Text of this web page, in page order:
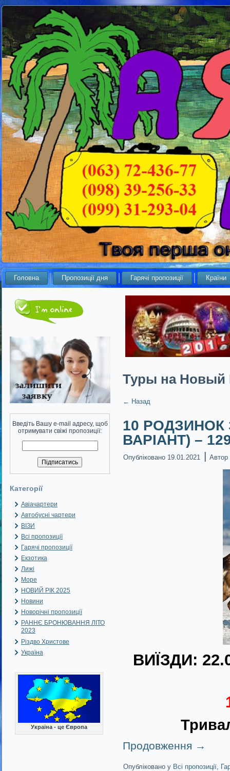
Головна Пропозиції дня Гарячі пропозиції Країни
Введіть Вашу e-mail адресу, щоб
отримувати свіжі пропозиції:
Категорії
Авіачартери
Автобусні чартери
ВІЗИ
Всі пропозиції
Гарячі пропозиції
Екзотика
Лижі
Море
НОВИЙ РІК 2025
Новини
Новорічні пропозиції
РАННЄ БРОНЮВАННЯ ЛІТО
2023
Різдво Христове
Україна
Україна - це Європа
Туры на Новый
← Назад
10
ВАРІАНТ) –
Опубліковано 19.01.2021 | Автор
ВИЇЗДИ:
Продовження →
Опубліковано у Всі пропозиції,